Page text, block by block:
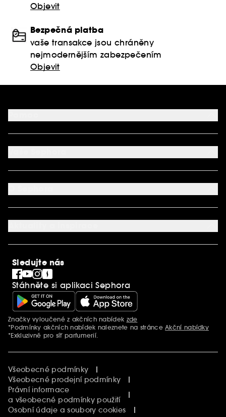
Objevit
Bezpečná platba
vaše transakce jsou chráněny
nejmodernějším zabezpečením
Objevit
FAQ
Podmínky Nabídek
Kontaktujte nás
Mapa stránky
Můj účet
Aplikace SEPHORA
Nastavení souborů cookie
O společnosti Sephora
Kariéra
SEPHORiA
Blog Sephora
Singles´ Day
Black Friday
Cyber Monday
Vánoce
Sledujte nás
Stáhněte si aplikaci Sephora
Další informace
Značky vyloučené z akčních nabídek zde
*Podmínky akčních nabídek naleznete na stránceAkční nabídky
*Exkluzivně pro síť parfumerií.
Všeobecné podmínky
Všeobecné prodejní podmínky
Právní informace
a všeobecné podmínky použití
Osobní údaje a soubory cookies